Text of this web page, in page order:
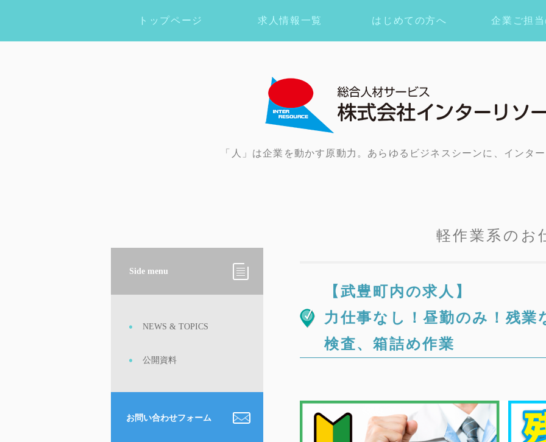
「人」は企業を動かす原動力。あらゆるビジネスシーンに、インター
トップページ 求人情報一覧 はじめての方へ 企業ご担
軽作業系のお
【武豊町内の求人】
力仕事なし！昼勤のみ！残業
検査、箱詰め作業
Side menu
NEWS & TOPICS
公開資料
お問い合わせフォーム